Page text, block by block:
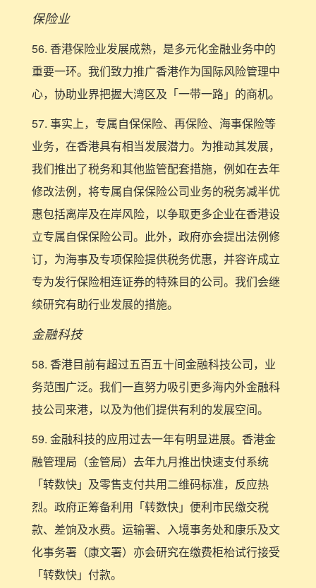
保险业
56. 香港保险业发展成熟，是多元化金融业务中的
重要一环。我们致力推广香港作为国际风险管理中
心，协助业界把握大湾区及「一带一路」的商机。
57. 事实上，专属自保保险、再保险、海事保险等
业务，在香港具有相当发展潜力。为推动其发展，
我们推出了税务和其他监管配套措施，例如在去年
修改法例，将专属自保保险公司业务的税务减半优
惠包括离岸及在岸风险，以争取更多企业在香港设
立专属自保保险公司。此外，政府亦会提出法例修
订，为海事及专项保险提供税务优惠，并容许成立
专为发行保险相连证券的特殊目的公司。我们会继
续研究有助行业发展的措施。
金融科技
58. 香港目前有超过五百五十间金融科技公司，业
务范围广泛。我们一直努力吸引更多海内外金融科
技公司来港，以及为他们提供有利的发展空间。
59. 金融科技的应用过去一年有明显进展。香港金
融管理局（金管局）去年九月推出快速支付系统
「转数快」及零售支付共用二维码标准，反应热
烈。政府正筹备利用「转数快」便利市民缴交税
款、差饷及水费。运输署、入境事务处和康乐及文
化事务署（康文署）亦会研究在缴费柜枱试行接受
「转数快」付款。